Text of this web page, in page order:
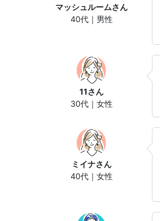
マッシュルームさん
40代｜男性
11 さん
30代｜女性
ミイナさん
40代｜女性